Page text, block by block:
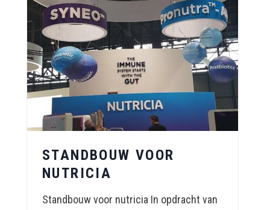
STANDBOUW VOOR
NUTRICIA
Standbouw voor nutricia In opdracht van